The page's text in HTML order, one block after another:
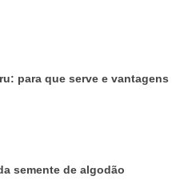
para que serve e vantagens
semente de algodão